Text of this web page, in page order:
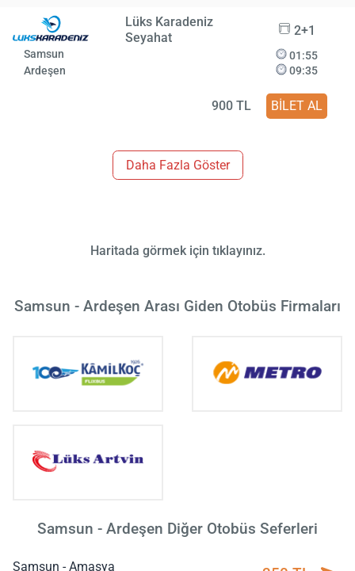
Lüks Karadeniz
Seyahat
2+1
Samsun
Ardeşen
01:55
09:35
900 TL BİLET AL
Daha Fazla Göster
Haritada görmek için tıklayınız.
Samsun - Ardeşen Arası Giden Otobüs Firmaları
Samsun - Ardeşen Diğer Otobüs Seferleri
Samsun - Amasya